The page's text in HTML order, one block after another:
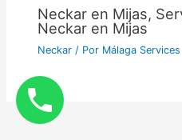
Neckar en Mijas,
Neckar en Mijas
Neckar / Por Málaga Services